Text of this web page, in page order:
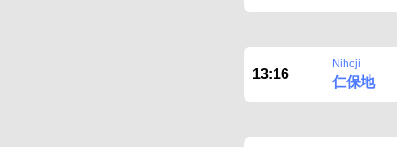
13:16
Nihoji
仁保地